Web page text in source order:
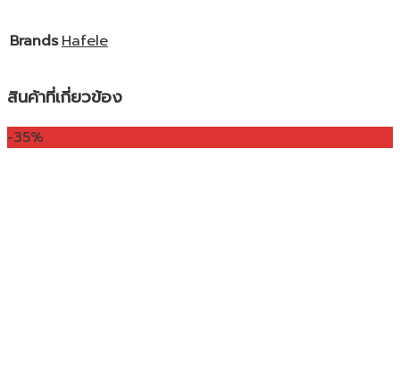
Brands Hafele
สินค้าที่เกี่ยวข้อง
-35%